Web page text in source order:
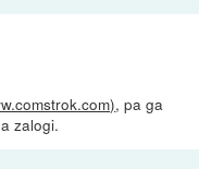
, pa ga
zalogi.